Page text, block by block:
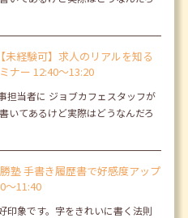
未経験可】求人のリアルを知る
ナー 12:40～13:20
担当者に ジョブカフェスタッフが
いてあるけど実際はどうなんだろ
塾 手書き履歴書で好感度アップ
～11:40
印象です。字をきれいに書く法則